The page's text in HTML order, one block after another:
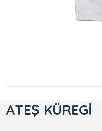
ATEŞ KÜREGİ